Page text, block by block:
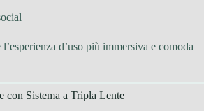
d’uso più immersiva e comoda
con Sistema a Tripla Lente